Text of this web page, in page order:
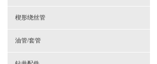
楔形绕丝管
油管/套管